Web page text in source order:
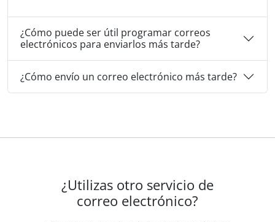
¿Cómo puede ser útil programar correos
electrónicos para enviarlos más tarde?
¿Cómo envío un correo electrónico más tarde?
¿Utilizas otro servicio de
correo electrónico?